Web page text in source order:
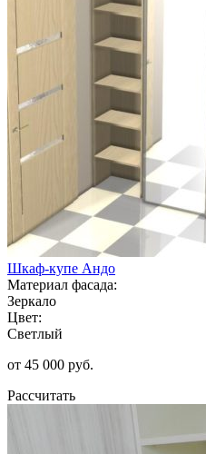
Шкаф-купе Андо
Материал фасада:
Зеркало
Цвет:
Светлый
от 45 000 руб.
Рассчитать